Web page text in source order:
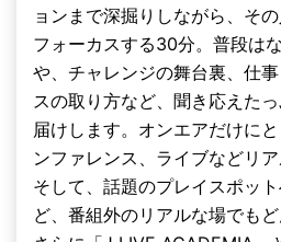
ョンまで深掘りしながら、そ
フォーカスする30分。普段は
や、チャレンジの舞台裏、仕
スの取り方など、聞き応えた
届けします。オンエアだけに
ンファレンス、ライブなどリア
そして、話題のプレイスポッ
ど、番組外のリアルな場でもど